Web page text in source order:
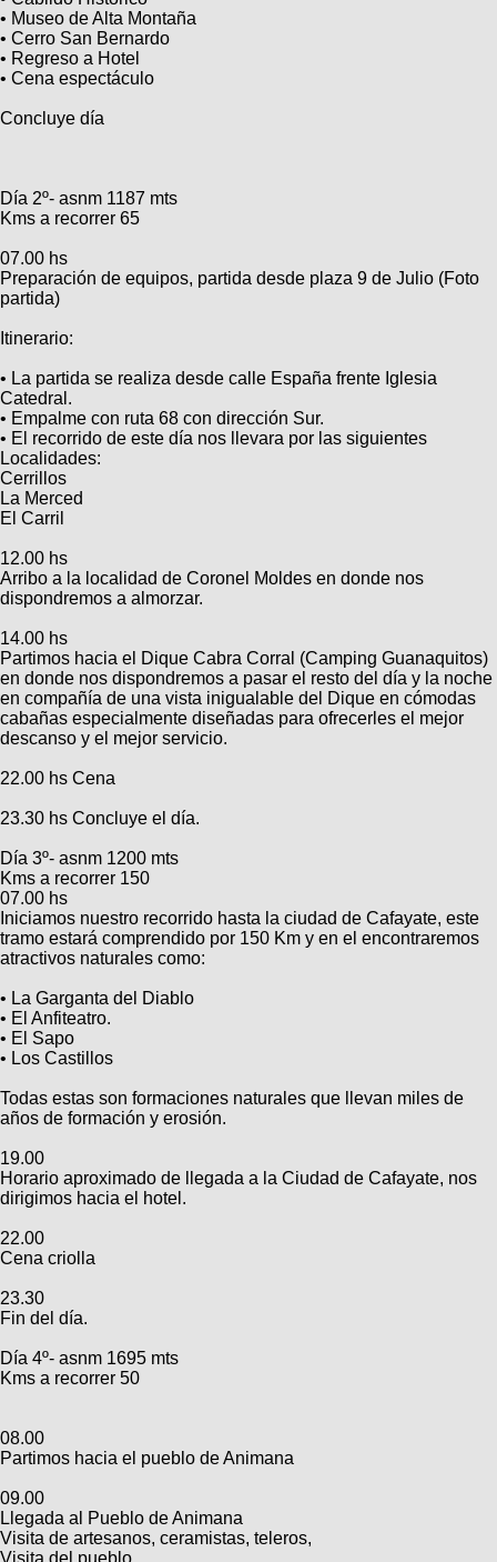
mas
votadas
• Museo de Alta Montaña
• Cerro San Bernardo
• Regreso a Hotel
• Cena espectáculo
Concluye día
Día 2º- asnm 1187 mts
Kms a recorrer 65
07.00 hs
Preparación de equipos, partida desde plaza 9 de Julio (Foto
partida)
Itinerario:
• La partida se realiza desde calle España frente Iglesia
Catedral.
• Empalme con ruta 68 con dirección Sur.
• El recorrido de este día nos llevara por las siguientes
Localidades:
Cerrillos
La Merced
El Carril
12.00 hs
Arribo a la localidad de Coronel Moldes en donde nos
dispondremos a almorzar.
14.00 hs
Partimos hacia el Dique Cabra Corral (Camping Guanaquitos)
en donde nos dispondremos a pasar el resto del día y la noche
en compañía de una vista inigualable del Dique en cómodas
cabañas especialmente diseñadas para ofrecerles el mejor
descanso y el mejor servicio.
22.00 hs Cena
23.30 hs Concluye el día.
Día 3º- asnm 1200 mts
Kms a recorrer 150
07.00 hs
Iniciamos nuestro recorrido hasta la ciudad de Cafayate, este
tramo estará comprendido por 150 Km y en el encontraremos
atractivos naturales como:
• La Garganta del Diablo
• El Anfiteatro.
• El Sapo
• Los Castillos
Todas estas son formaciones naturales que llevan miles de
años de formación y erosión.
19.00
Horario aproximado de llegada a la Ciudad de Cafayate, nos
dirigimos hacia el hotel.
22.00
Cena criolla
23.30
Fin del día.
Día 4º- asnm 1695 mts
Kms a recorrer 50
08.00
Partimos hacia el pueblo de Animana
09.00
Llegada al Pueblo de Animana
Visita de artesanos, ceramistas, teleros,
Visita del pueblo.